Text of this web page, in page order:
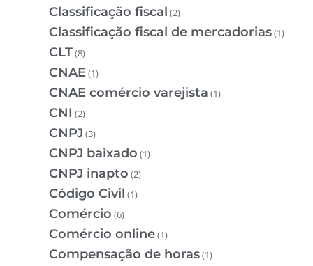
Classificação fiscal (2)
Classificação fiscal de mercadorias(1)
CLT(8)
CNAE(1)
CNAE comércio varejista (1)
CNI (2)
CNPJ (3)
CNPJ baixado (1)
CNPJ inapto (2)
Código Civil (1)
Comércio (6)
Comércio online(1)
Compensação de horas(1)